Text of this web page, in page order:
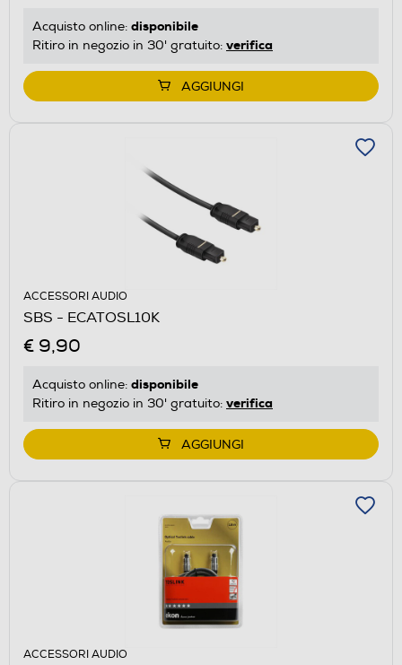
Acquisto online: disponibile
Ritiro in negozio in 30' gratuito: verifica
AGGIUNGI
ACCESSORI AUDIO
SBS - ECATOSL10K
€ 9,90
Acquisto online: disponibile
Ritiro in negozio in 30' gratuito: verifica
AGGIUNGI
ACCESSORI AUDIO